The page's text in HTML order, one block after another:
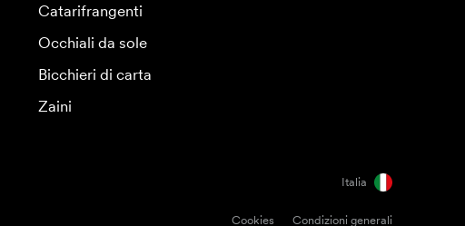
Catarifrangenti
Occhiali da sole
Bicchieri di carta
Zaini
Italia
Cookies Condizioni generali